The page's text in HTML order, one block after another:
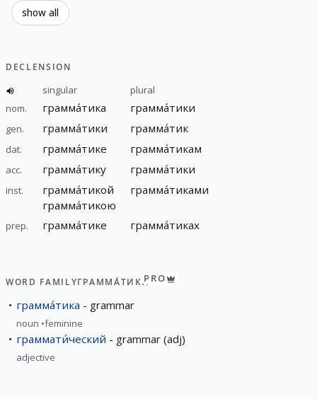
show all
DECLENSION
singular
plural
nom.
грамма́тика грамма́тики
gen. грамма́тики грамма́тик
dat. грамма́тике грамма́тикам
acc. грамма́тику грамма́тики
inst.
грамма́тикой
грамма́тикою
грамма́тиками
prep. грамма́тике грамма́тиках
WORD FAMILYГРАММА́ТИКАPRO
грамма́тика grammar
noun feminine
граммати́ческий grammar (adj)
adjective